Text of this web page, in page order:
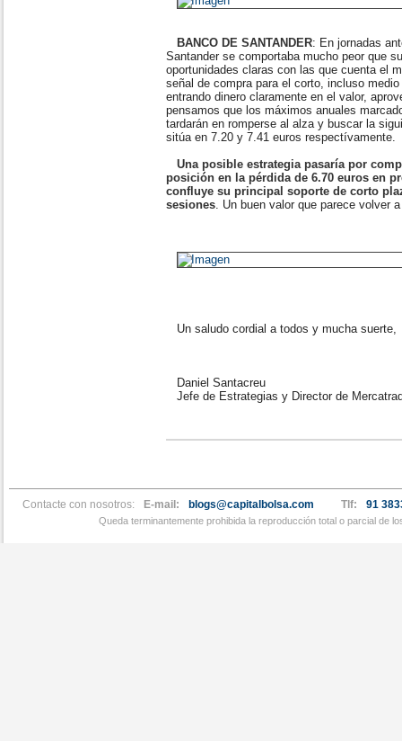
BANCO DE SANTANDER: En jornadas
Santander se comportaba mucho peor que
oportunidades claras con las que cuenta el
señal de compra para el corto, incluso
entrando dinero claramente en el valor,
pensamos que los máximos anuales
tardarán en romperse al alza y buscar la
sitúa en 7.20 y 7.41 euros respectívamente.
Una posible estrategia pasaría por
posición en la pérdida de 6.70 euros en
confluye su principal soporte de corto
sesiones. Un buen valor que parece volver
Un saludo cordial a todos y mucha suerte,
Daniel Santacreu
Jefe de Estrategias y Director de
Contacte con nosotros: E-mail: blogs@capitalbolsa.com Tlf: 91
Queda terminantemente prohibida la reproducción total o parcial de